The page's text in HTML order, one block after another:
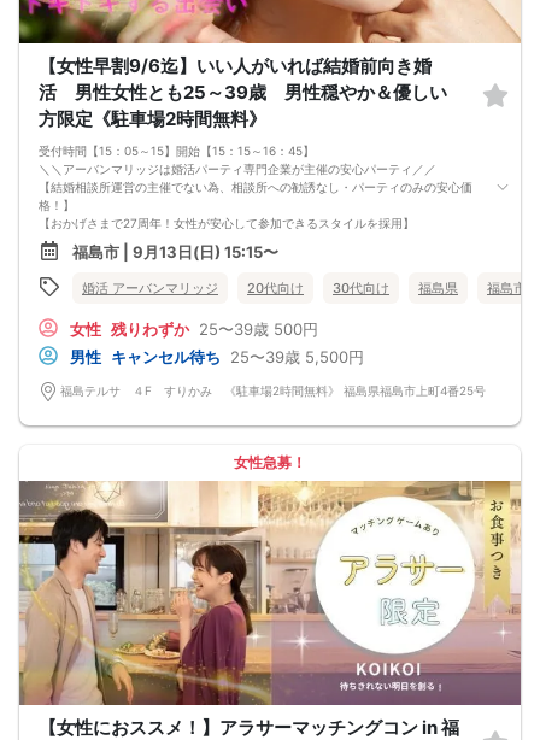
【女性早割9/6迄】いい人がいれば結婚前向き婚
活 男性女性とも25～39歳 男性穏やか＆優しい
方限定《駐車場2時間無料》
受付時間【15：05～15】開始【15：15～16：45】
＼＼アーバンマリッジは婚活パーティ専門企業が主催の安心パーティ／／
【結婚相談所運営の主催でない為、相談所への勧誘なし・パーティのみの安心価
格！】
【おかげさまで27周年！女性が安心して参加できるスタイルを採用】
・フリータイムなし・人前での告白なし
・女性の移動なし
・女性先退出の出待ちNG対応
・連絡先交換自由・交換強要NG 等
◆◇第一印象はシステム分析で明瞭なカップル指名サポート※オリジナル 天使の
カード発行
◆◇ドレスコードなし！カジュアルスタイルでＯＫ！
◆◇男女バランス調整 最大でも±3名様までに調整いたします。
【人数調整が必要な企画ですので予定確定の上ご予約お願いいたします。キャン
ます。必ずキャンセルポリシーをご確認ください。】
各最低3名様以上の異性の方と出会える企画です。
【中止判断タイミング】
開始時間の最低4時間前
福島市 | 9月13日(日) 15:15〜
婚活 アーバンマリッジ 20代向け 30代向け 福島県 福島市
女性 残りわずか 25〜39歳 500円
男性 キャンセル待ち 25〜39歳 5,500円
福島テルサ ４F すりかみ 《駐車場2時間無料》 福島県福島市上町4番25号
女性急募！
【女性におススメ！】アラサーマッチングコン in 福